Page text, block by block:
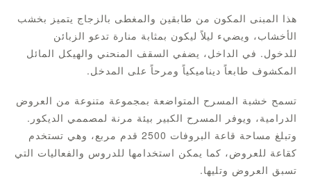
هذا المبنى المكون من طابقين والمغطى بالزجاج يتميز بخشب
الأخشاب، ويضيء ليلاً ليكون بمثابة منارة تدعو الزبائن
للدخول. في الداخل، يضفي السقف المنحني والهيكل المائل
المكشوف طابعاً ديناميكياً ومرحاً على المدخل.
تسمح خشبة المسرح المتواضعة بمجموعة متنوعة من العروض
الدرامية، ويوفر المسرح الكبير بيئة مرنة لمصممي الديكور.
وتبلغ مساحة قاعة البروفات 2500 قدم مربع، وهي تستخدم
كقاعة للعروض، كما يمكن استخدامها للدروس والفعاليات التي
تسبق العروض وتليها.